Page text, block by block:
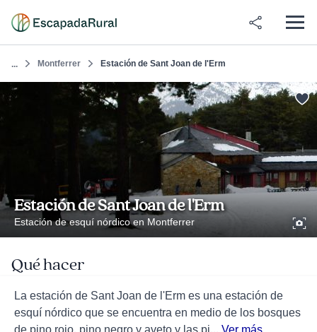
... Montferrer Estación de Sant Joan de l'Erm
Estación de Sant Joan de l'Erm
Estación de esquí nórdico en Montferrer
Qué hacer
La estación de Sant Joan de l'Erm es una estación de
esquí nórdico que se encuentra en medio de los bosques
de pino rojo, pino negro y aveto y las pi... Ver más